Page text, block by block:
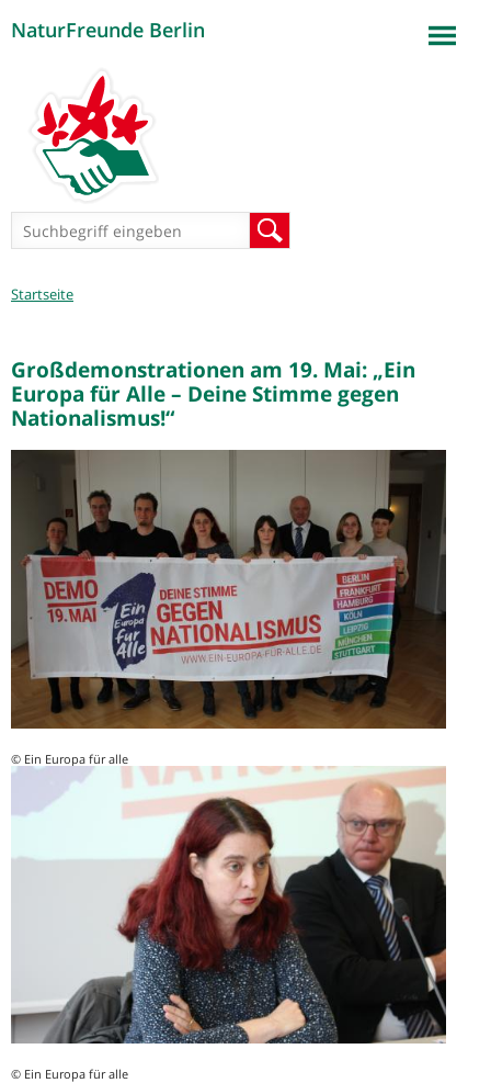
NaturFreunde Berlin
Suchformular
Sie
Startseite
Großdemonstrationen am 19. Mai: „Ein
Europa für Alle – Deine Stimme gegen
Nationalismus!“
© Ein Europa für alle
© Ein Europa für alle